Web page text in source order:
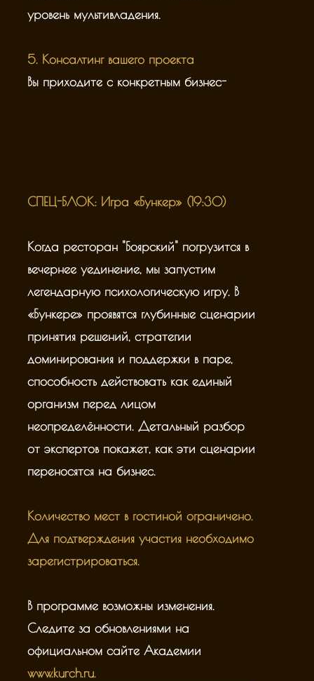
уровень мультивладения.
5. Консалтинг вашего проекта
Вы приходите с конкретным бизнес-
Никакой теории — только прикладная
Почему правильный союз — это самый
партнёрств. Живой разбор ваших пар,
ролей, скрытых динамик и точек роста.
Как мужское и женское, объединяясь в
фундамент для Империи.
4
5
СПЕЦ-БЛОК: Игра «Бункер» (19:30)
Когда ресторан "Боярский" погрузится в
вечернее уединение, мы запустим
легендарную психологическую игру. В
«Бункере» проявятся глубинные сценарии
принятия решений, стратегии
доминирования и поддержки в паре,
способность действовать как единый
организм перед лицом
неопределённости. Детальный разбор
от экспертов покажет, как эти сценарии
переносятся на бизнес.
Количество мест в гостиной ограничено.
Для подтверждения участия необходимо
зарегистрироваться.
В программе возможны изменения.
Следите за обновлениями на
официальном сайте Академии
www.kurch.ru.